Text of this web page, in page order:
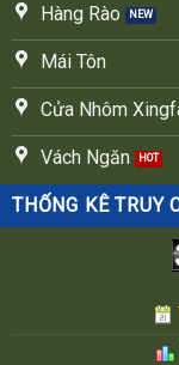
Hàng Rào
Mái Tôn
Cửa Nhôm
Vách Ngăn
THỐNG KÊ TRUY